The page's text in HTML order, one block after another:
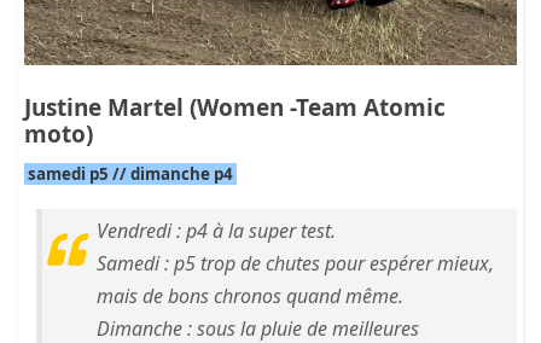
Justine Martel (Women -Team Atomic
moto)
samedi p5 // dimanche p4
Vendredi : p4 à la super test.
Samedi : p5 trop de chutes pour espérer mieux,
mais de bons chronos quand même.
Dimanche : sous la pluie de meilleures